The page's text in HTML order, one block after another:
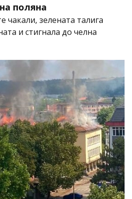
поляна
чакали, зелената талига
и стигнала до челна